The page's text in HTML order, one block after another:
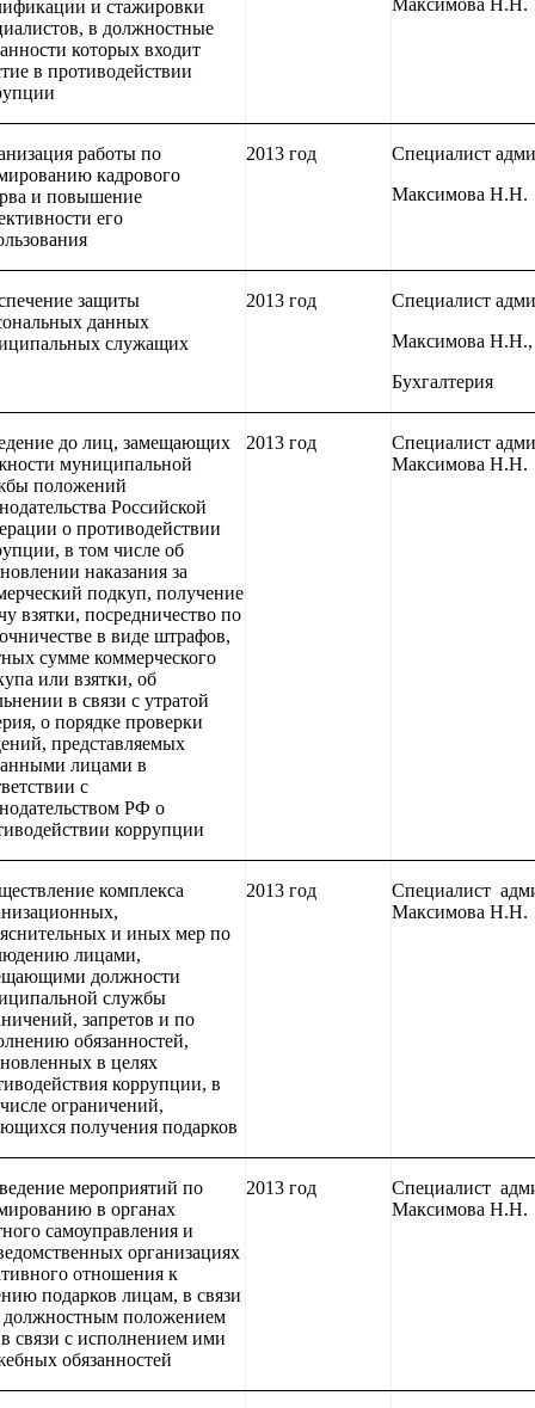
и стажировки
в должностные
которых входит
в противодействии
работы по
кадрового
и повышение
его
2013 год
Специалист
Максимова Н.Н.
защиты
данных
служащих
2013 год
Специалист
Максимова Н.Н.,
Бухгалтерия
до лиц, замещающих
муниципальной
положений
Российской
о противодействии
в том числе об
наказания за
подкуп, получение
взятки, посредничество по
в виде штрафов,
сумме коммерческого
или взятки, об
в связи с утратой
о порядке проверки
представляемых
лицами в
с
РФ о
коррупции
2013 год
Специалист
Максимова Н.Н.
комплекса
и иных мер по
лицами,
должности
службы
запретов и по
обязанностей,
в целях
коррупции, в
ограничений,
получения подарков
2013 год
Специалист
Максимова Н.Н.
мероприятий по
в органах
самоуправления и
организациях
отношения к
подарков лицам, в связи
должностным положением
связи с исполнением ими
обязанностей
2013 год
Специалист
Максимова Н.Н.